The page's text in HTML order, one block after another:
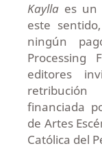
Kaylla es un
este
ningún
Processing
editores
financiada
de Artes
Católica del